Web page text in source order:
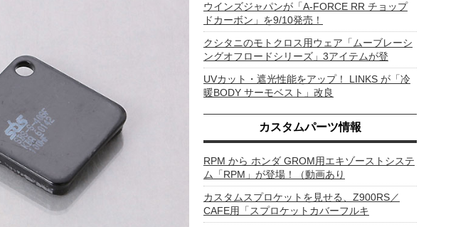
ウインズジャパンが「A-FORCE RR チョップ
ドカーボン」を9/10発売！
クシタニのモトクロス用ウェア「ムーブレーシ
ングオフロードシリーズ」3アイテムが登
UVカット・遮光性能をアップ！ LINKS が「冷
暖BODY サーモベスト」改良
カスタムパーツ情報
RPM から ホンダ GROM用エキゾーストシステ
ム「RPM」が登場！（動画あり
カスタムスプロケットを見せる、Z900RS／
CAFE用「スプロケットカバーフルキ